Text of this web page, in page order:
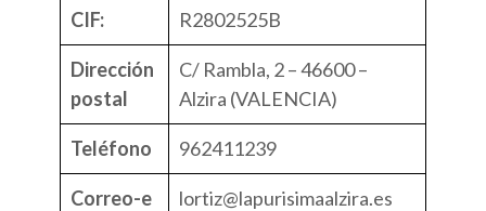
CIF: R2802525B
Dirección
postal
C/ Rambla, 2 – 46600 –
Alzira (VALENCIA)
Teléfono 962411239
Correo-e lortiz@lapurisimaalzira.es